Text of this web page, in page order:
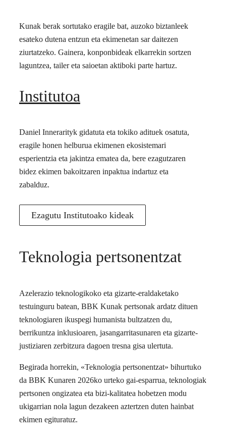
Kunak berak sortutako eragile bat, auzoko biztanleek
esateko dutena entzun eta ekimenetan sar daitezen
ziurtatzeko. Gainera, konponbideak elkarrekin sortzen
laguntzea, tailer eta saioetan aktiboki parte hartuz.
Institutoa
Daniel Innerarityk gidatuta eta tokiko adituek osatuta,
eragile honen helburua ekimenen ekosistemari
esperientzia eta jakintza ematea da, bere ezagutzaren
bidez ekimen bakoitzaren inpaktua indartuz eta
zabalduz.
Ezagutu Institutoako kideak
Teknologia pertsonentzat
Azelerazio teknologikoko eta gizarte-eraldaketako
testuinguru batean, BBK Kunak pertsonak ardatz dituen
teknologiaren ikuspegi humanista bultzatzen du,
berrikuntza inklusioaren, jasangarritasunaren eta gizarte-
justiziaren zerbitzura dagoen tresna gisa ulertuta.
Begirada horrekin, «Teknologia pertsonentzat» bihurtuko
da BBK Kunaren 2026ko urteko gai-esparrua, teknologiak
pertsonen ongizatea eta bizi-kalitatea hobetzen modu
ukigarrian nola lagun dezakeen aztertzen duten hainbat
ekimen egituratuz.